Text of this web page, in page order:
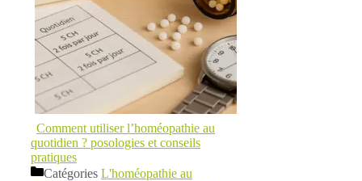
Comment utiliser l’homéopathie au
quotidien ? posologies et conseils
pratiques
Catégories L'homéopathie au